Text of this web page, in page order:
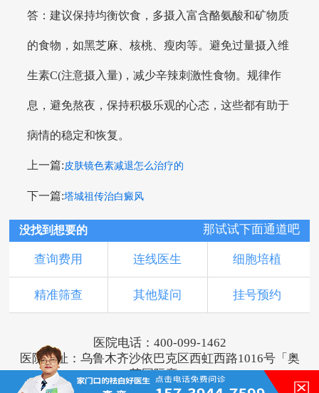
答：建议保持均衡饮食，多摄入富含酪氨酸和矿物质
的食物，如黑芝麻、核桃、瘦肉等。避免过量摄入维
生素C(注意摄入量)，减少辛辣刺激性食物。规律作
息，避免熬夜，保持积极乐观的心态，这些都有助于
病情的稳定和恢复。
上一篇: 皮肤镜色素减退怎么治疗的
下一篇:塔城祖传治白癜风
没找到想要的 那试试下面通道吧
查询费用 连线医生 细胞培植
精准筛查 其他疑问 挂号预约
医院电话：400-099-1462
医院地址：乌鲁木齐沙依巴克区西虹西路1016号「奥
莱国际旁」
版权所有：乌鲁木齐新军都皮肤病医院